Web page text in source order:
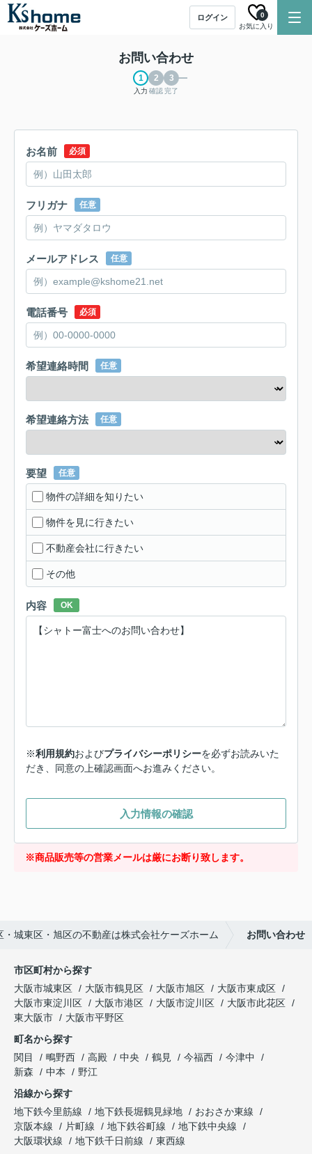
ログイン
お気に入り
0
お問い合わせ
入力 確認完了
お名前 必須
フリガナ 任意
メールアドレス 任意
電話番号 必須
希望連絡時間 任意
希望連絡方法 任意
要望 任意
物件の詳細を知りたい
物件を見に行きたい
不動産会社に行きたい
その他
内容 OK
※利用規約およびプライバシーポリシーを必ずお読みいた
だき、同意の上確認画面へお進みください。
入力情報の確認
※商品販売等の営業メールは厳にお断り致します。
・城東区・旭区の不動産は株式会社ケーズホーム お問い合わせ
市区町村から探す
大阪市城東区
大阪市鶴見区 大阪市旭区
大阪市東成区
大阪市東淀川区
大阪市港区 大阪市淀川区
大阪市此花区
東大阪市
大阪市平野区
町名から探す
関目
鴫野西 高殿 中央 鶴見 今福西
今津中
新森
中本
野江
沿線から探す
地下鉄今里筋線
地下鉄長堀鶴見緑地
おおさか東線
京阪本線
片町線 地下鉄谷町線
地下鉄中央線
大阪環状線
地下鉄千日前線
東西線